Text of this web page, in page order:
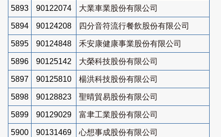
5893 90122074 大業車業股份有限公司
5894 90124208 四分音符流行餐飲股份有限公司
5895 90124848 禾安康健康事業股份有限公司
5896 90125142 大榮科技股份有限公司
5897 90125810 楊洪科技股份有限公司
5898 90128823 聖晴貿易股份有限公司
5899 90129029 富聿工業股份有限公司
5900 90131469
心想事成股份有限公司